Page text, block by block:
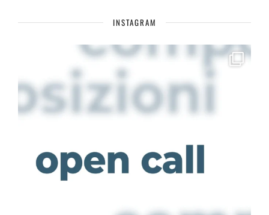
INSTAGRAM